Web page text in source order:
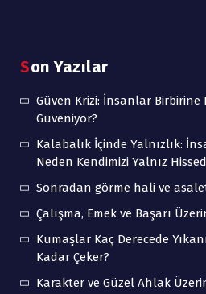
Son Yazılar
Güven Krizi: İnsanlar Birbirine
Güveniyor?
Kalabalık İçinde Yalnızlık:
Neden Kendimizi Yalnız
Sonradan görme hali ve
Çalışma, Emek ve Başarı
Kumaşlar Kaç Derecede
Kadar Çeker?
Karakter ve Güzel Ahlak